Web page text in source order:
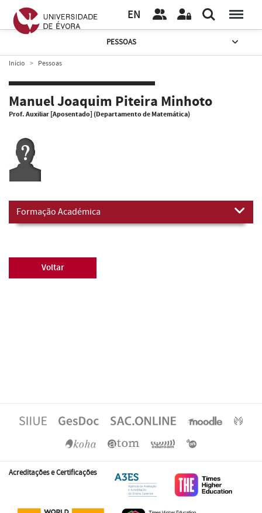
EN
PESSOAS
Início Pessoas
Manuel Joaquim Piteira Minhoto
Prof. Auxiliar [Aposentado] (Departamento de Matemática)
Formação Académica
Voltar
Acreditações e Certificações